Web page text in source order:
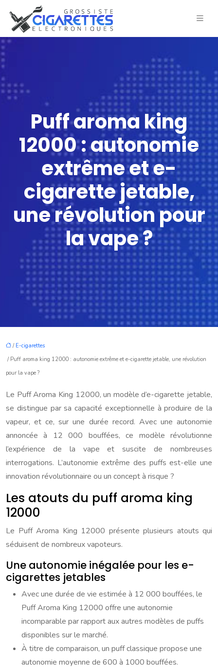
Puff aroma king
12000 : autonomie
extrême et e-
cigarette jetable,
une révolution pour
la vape ?
/ E-cigarettes
/ Puff aroma king 12000 : autonomie extrême et e-cigarette jetable, une révolution
pour la vape ?
Le Puff Aroma King 12000, un modèle d’e-cigarette jetable,
se distingue par sa capacité exceptionnelle à produire de la
vapeur, et ce, sur une durée record. Avec une autonomie
annoncée à 12 000 bouffées, ce modèle révolutionne
l’expérience de la vape et suscite de nombreuses
interrogations. L’autonomie extrême des puffs est-elle une
innovation révolutionnaire ou un concept à risque ?
Les atouts du puff aroma king
12000
Le Puff Aroma King 12000 présente plusieurs atouts qui
séduisent de nombreux vapoteurs.
Une autonomie inégalée pour les e-
cigarettes jetables
Avec une durée de vie estimée à 12 000 bouffées, le
Puff Aroma King 12000 offre une autonomie
incomparable par rapport aux autres modèles de puffs
disponibles sur le marché.
À titre de comparaison, un puff classique propose une
autonomie moyenne de 600 à 1000 bouffées.